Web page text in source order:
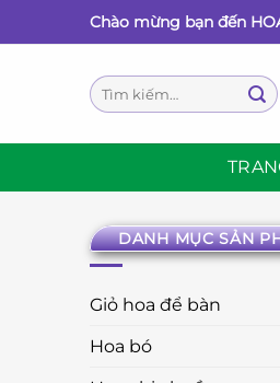
qua
Chào mừng bạn đến
Tìm
kiếm:
DANH MỤC SẢN
Giỏ hoa để bàn
Hoa bó